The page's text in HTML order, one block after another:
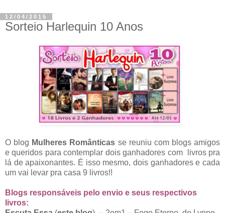
12/04/2015
Sorteio Harlequin 10 Anos
O blog Mulheres Românticas se reuniu com blogs amigos
e queridos para contemplar dois ganhadores com livros pra
lá de apaixonantes. É isso mesmo, dois ganhadores e cada
um vai levar pra casa 9 livros!!
Blogs responsáveis pelo envio e seus respectivos
livros: